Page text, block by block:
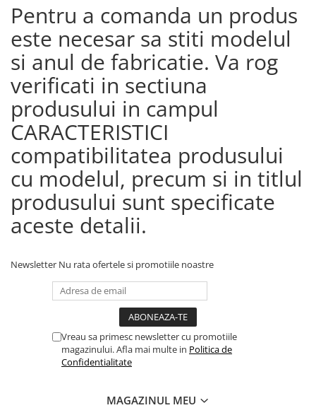
Pentru a comanda un produs
este necesar sa stiti modelul
si anul de fabricatie. Va rog
verificati in sectiuna
produsului in campul
CARACTERISTICI
compatibilitatea produsului
cu modelul, precum si in titlul
produsului sunt specificate
aceste detalii.
Newsletter Nu rata ofertele si promotiile noastre
Vreau sa primesc newsletter cu promotiile
magazinului. Afla mai multe in Politica de
Confidentialitate
MAGAZINUL MEU